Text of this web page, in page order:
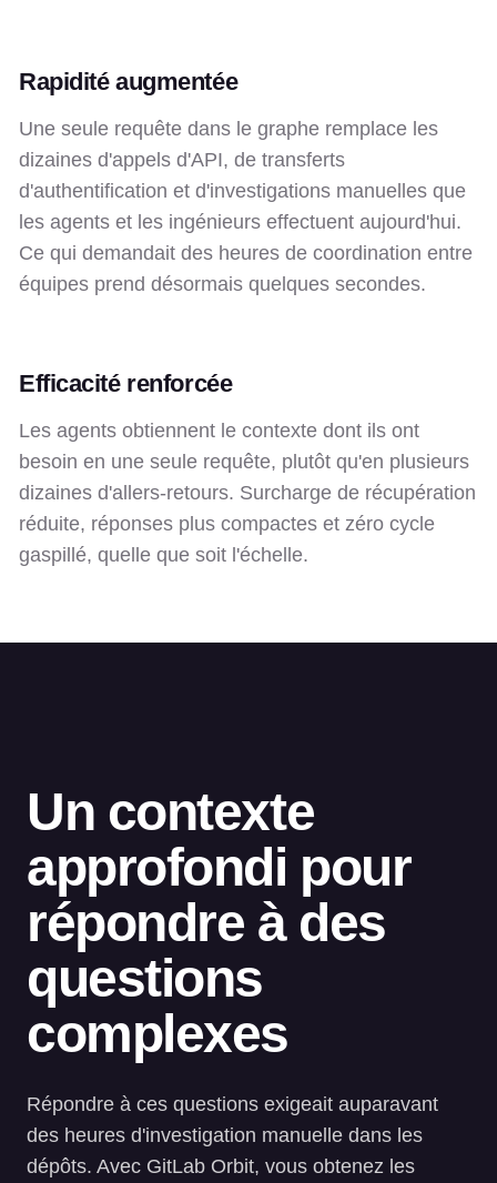
Rapidité augmentée
Une seule requête dans le graphe remplace les
dizaines d'appels d'API, de transferts
d'authentification et d'investigations manuelles que
les agents et les ingénieurs effectuent aujourd'hui.
Ce qui demandait des heures de coordination entre
équipes prend désormais quelques secondes.
Efficacité renforcée
Les agents obtiennent le contexte dont ils ont
besoin en une seule requête, plutôt qu'en plusieurs
dizaines d'allers-retours. Surcharge de récupération
réduite, réponses plus compactes et zéro cycle
gaspillé, quelle que soit l'échelle.
Un contexte
approfondi pour
répondre à des
questions
complexes
Répondre à ces questions exigeait auparavant
des heures d'investigation manuelle dans les
dépôts. Avec GitLab Orbit, vous obtenez les